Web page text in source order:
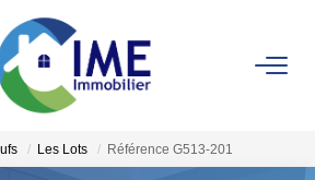
ACHETER
ESTIMER
Les Lots Référence G513-201